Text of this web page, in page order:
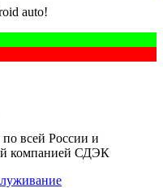
auto!
всей России и
компанией СДЭК